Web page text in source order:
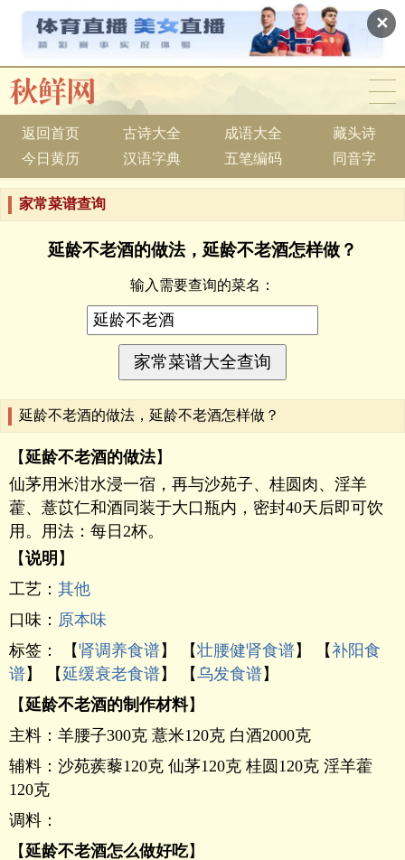
✕
返回首页 古诗大全 成语大全
藏头诗
今日黄历
汉语字典 五笔编码 同音字
家常菜谱查询
延龄不老酒的做法，延龄不老酒怎样做？
输入需要查询的菜名：
延龄不老酒的做法，延龄不老酒怎样做？
【延龄不老酒的做法】
仙茅用米泔水浸一宿，再与沙苑子、桂圆肉、淫羊
藿、薏苡仁和酒同装于大口瓶内，密封40天后即可饮
用。用法：每日2杯。
【说明 】
工艺： 其他
口味： 原本味
标签： 【肾调养食谱】 【壮腰健肾食谱】 【补阳食
谱】 【延缓衰老食谱】 【乌发食谱】
【延龄不老酒的制作材料】
主料：羊腰子300克 薏米120克 白酒2000克
辅料：沙苑蒺藜120克 仙茅120克 桂圆120克 淫羊藿
120克
调料：
【延龄不老酒怎么做好吃】